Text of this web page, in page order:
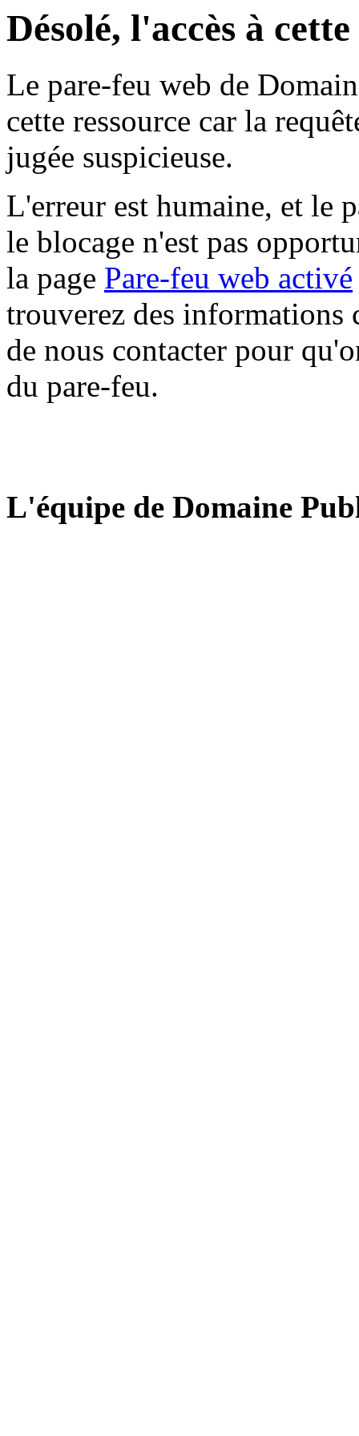
Désolé, l'accès à
Le pare-feu web de
cette ressource car la
jugée suspicieuse.
L'erreur est humaine, et le
le blocage n'est pas
la page Pare-feu web activé
trouverez des informations
de nous contacter pour
du pare-feu.
L'équipe de Domaine